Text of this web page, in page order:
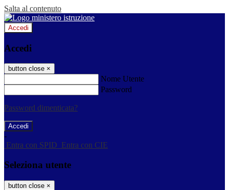
Salta al contenuto
Accedi
Accedi
button close ×
Nome Utente
Password
Password dimenticata?
-
Entra con SPID Entra con CIE
Seleziona utente
button close ×